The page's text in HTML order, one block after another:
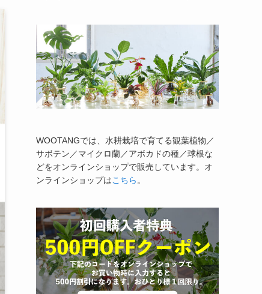
WOOTANGでは、水耕栽培で育てる観葉植物／
サボテン／マイクロ蘭／アボカドの種／球根な
どをオンラインショップで販売しています。オ
ンラインショップはこちら。